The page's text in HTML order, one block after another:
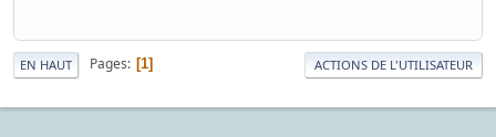
EN HAUT Pages 1 ACTIONS DE L'UTILISATEUR